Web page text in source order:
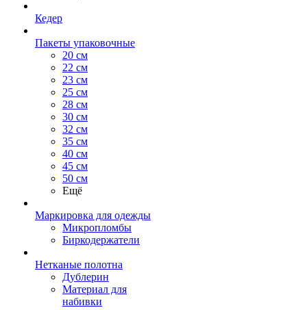
Кедер
Пакеты упаковочные
20 см
22 см
23 см
25 см
28 см
30 см
32 см
35 см
40 см
45 см
50 см
Ещё
Маркировка для одежды
Микропломбы
Биркодержатели
Нетканые полотна
Дублерин
Материал для
набивки